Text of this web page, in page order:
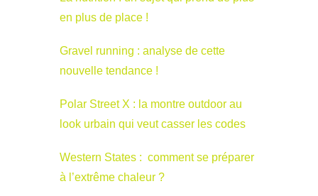
en plus de place !
Gravel running : analyse de cette
nouvelle tendance !
Polar Street X : la montre outdoor au
look urbain qui veut casser les codes
Western States : comment se préparer
à l’extrême chaleur ?